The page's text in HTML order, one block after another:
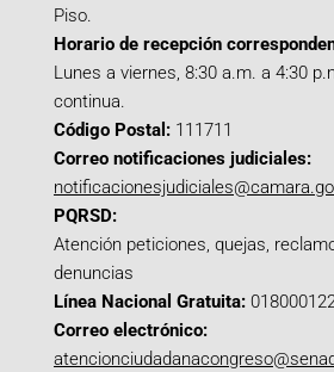
Piso.
Horario de recepción
Lunes a viernes, 8:30 a.m. a 4:30
continua.
Código Postal: 111711
Correo notificaciones judiciales:
PQRSD:
Atención peticiones, quejas,
denuncias
Línea Nacional Gratuita:
Correo electrónico: